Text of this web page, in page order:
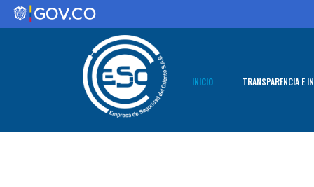
INICIO TRANSPARENCIA E